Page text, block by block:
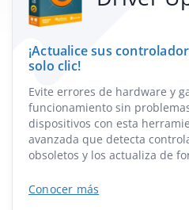
¡Actualice sus
solo clic!
Evite errores de hardware y
funcionamiento sin
dispositivos con esta
avanzada que detecta
obsoletos y los actualiza de
Conocer más